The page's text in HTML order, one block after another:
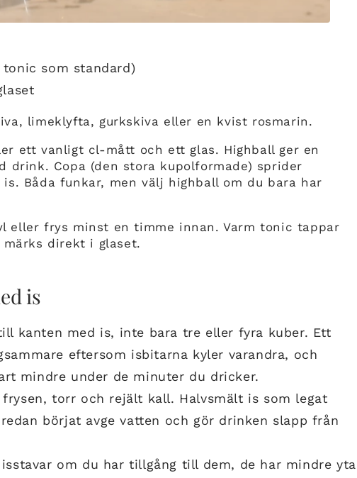
som standard)
limeklyfta, gurkskiva eller en kvist rosmarin.
ett vanligt cl-mått och ett glas. Highball ger en
drink. Copa (den stora kupolformade) sprider
Båda funkar, men välj highball om du bara har
eller frys minst en timme innan. Varm tonic tappar
direkt i glaset.
is
kanten med is, inte bara tre eller fyra kuber. Ett
eftersom isbitarna kyler varandra, och
mindre under de minuter du dricker.
torr och rejält kall. Halvsmält is som legat
börjat avge vatten och gör drinken slapp från
om du har tillgång till dem, de har mindre yta